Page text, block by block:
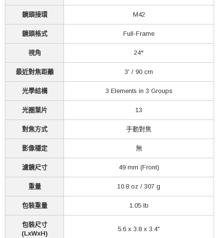
鏡頭接環 M42
鏡頭格式 Full-Frame
視角 24°
最近對焦距離 3' / 90 cm
光學結構 3 Elements in 3 Groups
光圈葉片 13
對焦方式 手動對焦
影像穩定 無
濾鏡尺寸 49 mm (Front)
重量 10.8 oz / 307 g
包裝重量 1.05 lb
包裝尺寸
(LxWxH)
5.6 x 3.8 x 3.4"